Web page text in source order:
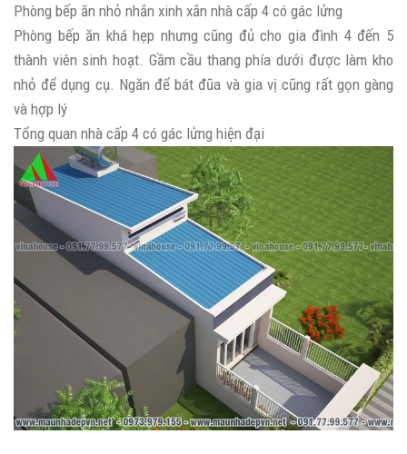
Phòng bếp ăn nhỏ nhắn xinh xắn nhà cấp 4 có gác lửng
Phòng bếp ăn khá hẹp nhưng cũng đủ cho gia đình 4 đến 5
thành viên sinh hoạt. Gầm cầu thang phía dưới được làm kho
nhỏ để dụng cụ. Ngăn để bát đũa và gia vị cũng rất gọn gàng
và hợp lý
Tổng quan nhà cấp 4 có gác lửng hiện đại